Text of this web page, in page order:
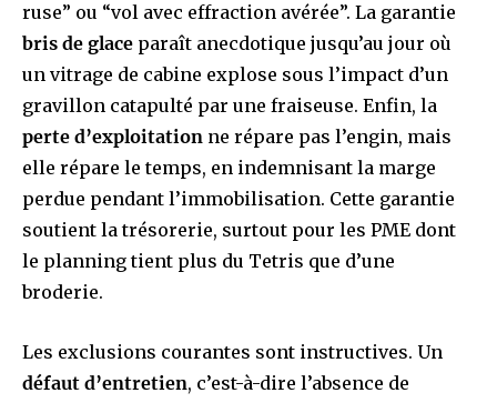
ruse” ou “vol avec effraction avérée”. La garantie
bris de glace paraît anecdotique jusqu’au jour où
un vitrage de cabine explose sous l’impact d’un
gravillon catapulté par une fraiseuse. Enfin, la
perte d’exploitation ne répare pas l’engin, mais
elle répare le temps, en indemnisant la marge
perdue pendant l’immobilisation. Cette garantie
soutient la trésorerie, surtout pour les PME dont
le planning tient plus du Tetris que d’une
broderie.
Les exclusions courantes sont instructives. Un
défaut d’entretien, c’est-à-dire l’absence de